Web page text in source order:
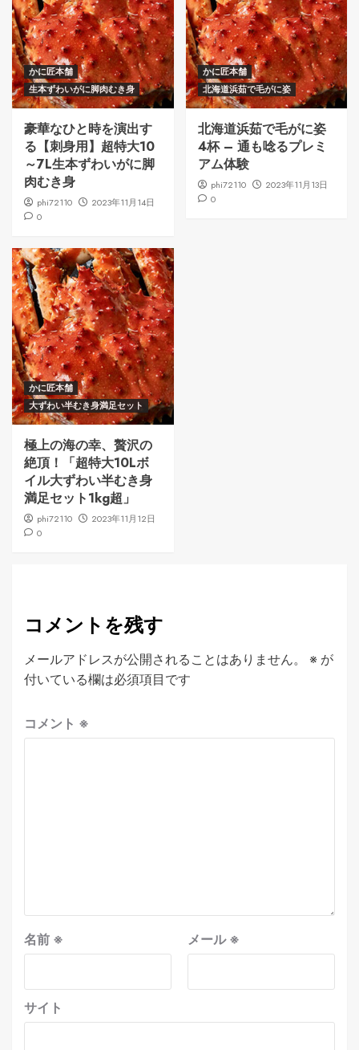
かに匠本舗
生本ずわいがに脚肉むき身
豪華なひと時を演出す
る【刺身用】超特大10
～7L生本ずわいがに脚
肉むき身
phi72110
2023年11月14日
0
かに匠本舗
北海道浜茹で毛がに姿
北海道浜茹で毛がに姿
4杯 – 通も唸るプレミ
アム体験
phi72110
2023年11月13日
0
かに匠本舗
大ずわい半むき身満足セット
極上の海の幸、贅沢の
絶頂！「超特大10Lボ
イル大ずわい半むき身
満足セット1kg超」
phi72110
2023年11月12日
0
コメントを残す
メールアドレスが公開されることはありません。 ※ が
付いている欄は必須項目です
コメント ※
名前 ※ メール※
サイト